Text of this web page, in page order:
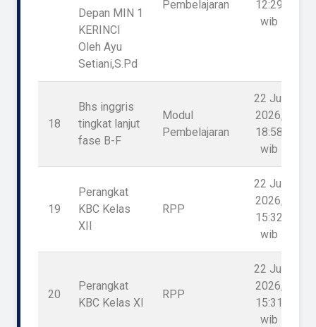
Depan MIN 1
KERINCI
Oleh Ayu
Setiani,S.Pd
Pembelajaran
12:29
wib
18
Bhs inggris
tingkat lanjut
fase B-F
Modul
Pembelajaran
22 Jul
2026,
18:58
wib
19
Perangkat
KBC Kelas
XII
RPP
22 Jul
2026,
15:32
wib
20
Perangkat
KBC Kelas XI
RPP
22 Jul
2026,
15:31
wib